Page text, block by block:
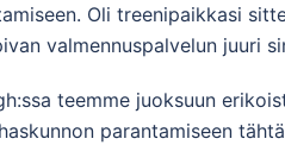
Oli treenipaikkasi
valmennuspalvelun juuri
teemme juoksuun
parantamiseen